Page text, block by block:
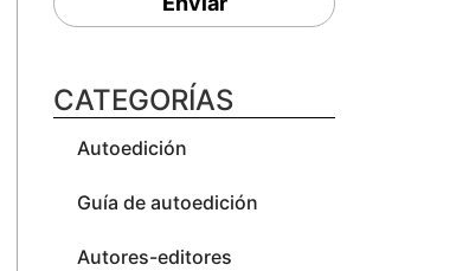
CATEGORÍAS
Autoedición
Guía de autoedición
Autores-editores